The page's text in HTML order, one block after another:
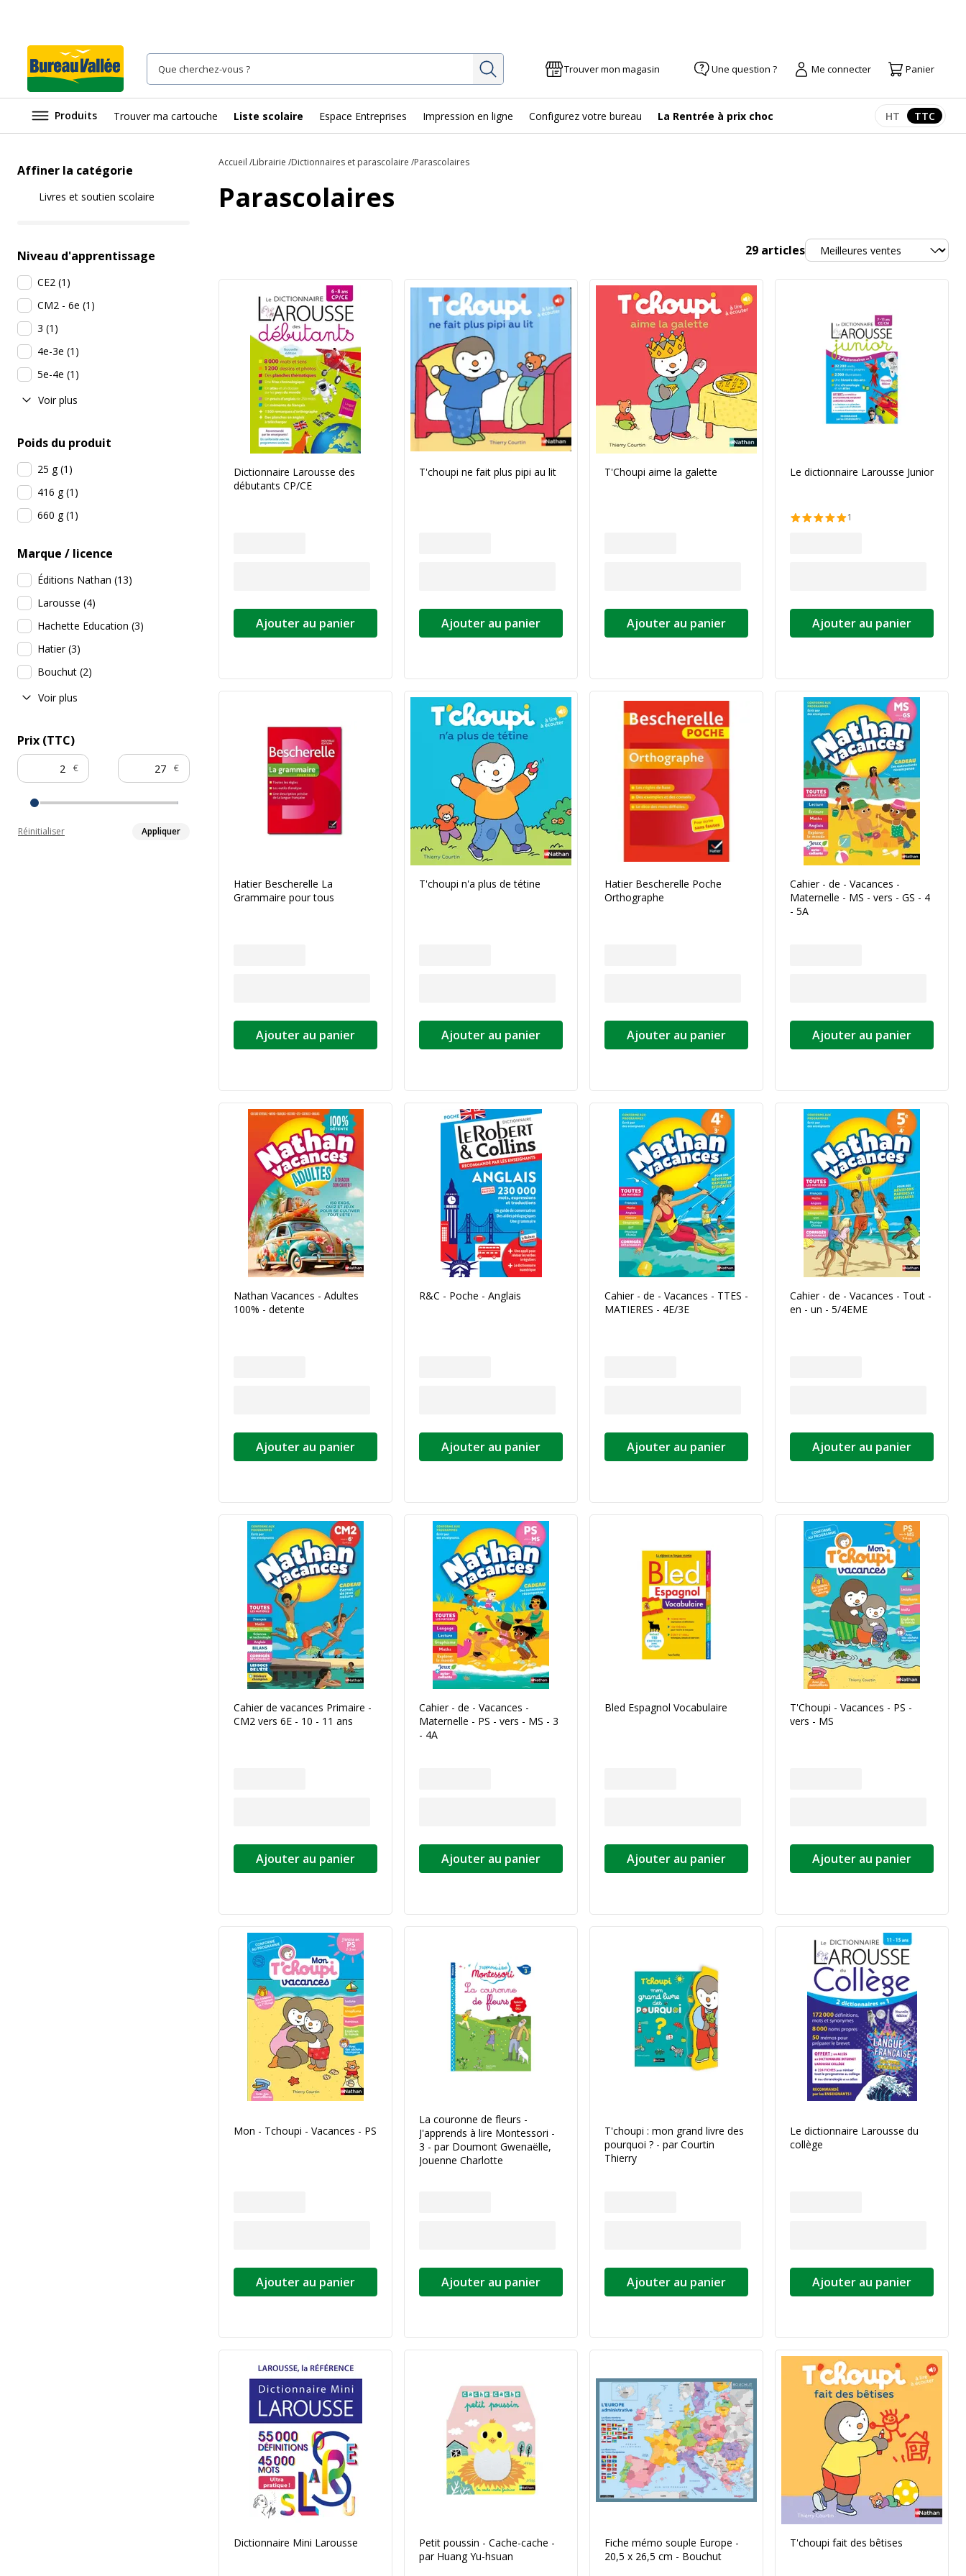
Rechercher Trouver mon magasin Une question ? Me connecter Panier
Produits Trouver ma cartouche Liste scolaire Espace Entreprises Impression en ligne Configurez votre bureau La Rentrée à prix choc Afficher les
HT TTC
Affiner la catégorie
Livres et soutien scolaire
Niveau d'apprentissage
CE2 (1 )
CM2 - 6e (1 )
3 (1 )
4e-3e (1 )
5e-4e (1 )
Voir plus
Poids du produit
25 g(1 )
416 g(1 )
660 g(1 )
Marque / licence
Éditions Nathan (13)
Larousse (4)
Hachette Education (3)
Hatier(3)
Bouchut (2)
Voir plus
Prix (TTC)
€ €
Réinitialiser Appliquer
Accueil Librairie Dictionnaires et parascolaire Parascolaires
Parascolaires
29 articlesTrier
Dictionnaire Larousse des
débutants CP/CE
Ajouter au panier
T'choupi ne fait plus pipi au lit
Ajouter au panier
T'Choupi aime la galette
Ajouter au panier
Le dictionnaire Larousse Junior
1
Ajouter au panier
Hatier Bescherelle La
Grammaire pour tous
Ajouter au panier
T'choupi n'a plus de tétine
Ajouter au panier
Hatier Bescherelle Poche
Orthographe
Ajouter au panier
Cahier - de - Vacances -
Maternelle - MS - vers - GS - 4
- 5A
Ajouter au panier
Nathan Vacances - Adultes
100% - detente
Ajouter au panier
R&C - Poche - Anglais
Ajouter au panier
Cahier - de - Vacances - TTES -
MATIERES - 4E/3E
Ajouter au panier
Cahier - de - Vacances - Tout -
en - un - 5/4EME
Ajouter au panier
Cahier de vacances Primaire -
CM2 vers 6E - 10 - 11 ans
Ajouter au panier
Cahier - de - Vacances -
Maternelle - PS - vers - MS - 3
- 4A
Ajouter au panier
Bled Espagnol Vocabulaire
Ajouter au panier
T'Choupi - Vacances - PS -
vers - MS
Ajouter au panier
Mon - Tchoupi - Vacances - PS
Ajouter au panier
La couronne de fleurs -
J'apprends à lire Montessori -
3 - par Doumont Gwenaëlle,
Jouenne Charlotte
Ajouter au panier
T'choupi : mon grand livre des
pourquoi ? - par Courtin
Thierry
Ajouter au panier
Le dictionnaire Larousse du
collège
Ajouter au panier
Dictionnaire Mini Larousse
Petit poussin - Cache-cache -
par Huang Yu-hsuan
Fiche mémo souple Europe -
20,5 x 26,5 cm - Bouchut
T'choupi fait des bêtises